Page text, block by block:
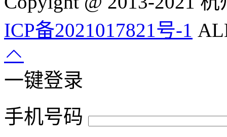
ICP备2021017821号-1
一键登录
手机号码